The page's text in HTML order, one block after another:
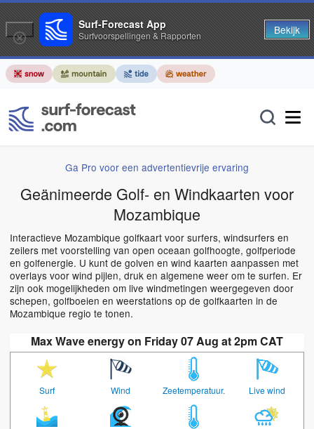
Ga Pro voor een advertentievrije ervaring
Geänimeerde Golf- en Windkaarten voor
Mozambique
Interactieve Mozambique golfkaart voor surfers, windsurfers en
zeilers met voorstelling van open oceaan golfhoogte, golfperiode
en golfenergie. U kunt de golven en wind kaarten aanpassen met
overlays voor wind pijlen, druk en algemene weer om te surfen. Er
zijn ook mogelijkheden om live windmetingen weergegeven door
schepen, golfboeien en weerstations op de golfkaarten in de
Mozambique regio te tonen.
Max Wave energy on Friday 07 Aug at 2pm CAT
Surf Wind Zeetemperatuur. Live wind
Surf-Forecast App
Surfvoorspellingen & Rapporten Bekijk